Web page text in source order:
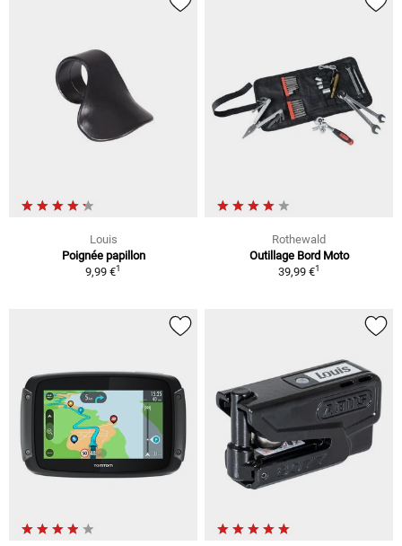
Louis
Poignée papillon
9,99 €1
Rothewald
Outillage Bord Moto
39,99 €1